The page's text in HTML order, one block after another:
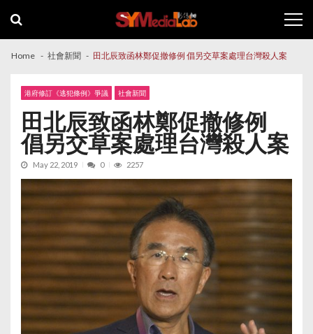
navigation
content
Home 社會新聞 田北辰致函林鄭促撤修例 倡另交草案處理台灣殺人案
港府修訂《逃犯條例》爭議 社會新聞
田北辰致函林鄭促撤修例
倡另交草案處理台灣殺人案
May 22, 2019 0 2257